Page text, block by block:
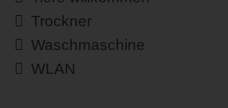
Trockner
Waschmaschine
WLAN